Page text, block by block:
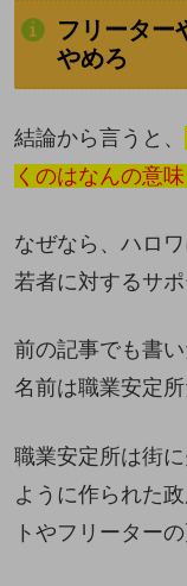
フリーター
やめろ
結論から言うと、
くのはなんの意
なぜなら、ハロ
若者に対するサ
前の記事でも書
名前は職業安定所
職業安定所は街
ように作られた
トやフリーター